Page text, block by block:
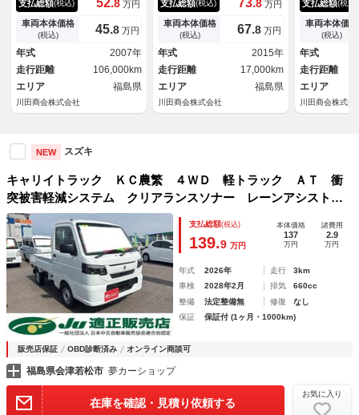
コン パワステ ワンオーナ
ー ４ＷＤ ＭＴ
支払総額(税込) 52.8 万円
車両本体価格
(税込) 45.8 万円
年式
2007年
走行距離
106,000km
エリア
福島県
川田商会株式会社
トマ エアコン パワステ レ
ベライザー
支払総額(税込) 73.8 万円
車両本体価格
(税込) 67.8 万円
年式
2015年
走行距離
17,000km
エリア
福島県
川田商会株式会社
リフター説明
支払総額(税込)
車両本体価格
(税込)
年式
走行距離
エリア
川田商会株式会
NEW スズキ
キャリイトラック ＫＣ農繁 ４ＷＤ 軽トラック ＡＴ 衝
突被害軽減システム クリアランスソナー レーンアシスト
アイドリングストップ ＡＢＳ エアコン パワーステアリン
グ パワーウィンドウ
支払総額(税込)
139.9 万円
本体価格
137
万円
諸費用
2.9
万円
年式 2026年 走行
3km
車検
2028年2月 排気
660cc
整備
法定整備無 修復
なし
保証
保証付 (1ヶ月・1000km)
販売店保証 OBD診断済み オンライン商談可
福島県会津若松市 夢カーショップ
在庫を確認・見積り依頼する
お気に入り